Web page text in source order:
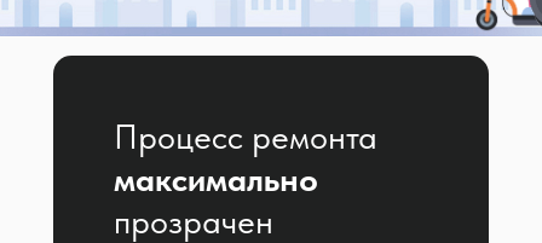
Процесс ремонта
максимально
прозрачен